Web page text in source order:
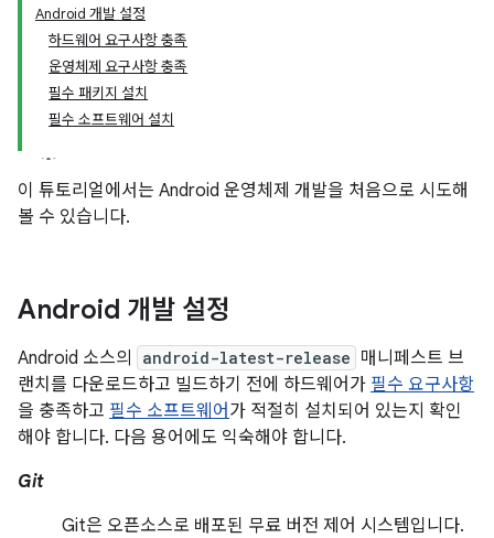
Android 개발 설정
하드웨어 요구사항 충족
운영체제 요구사항 충족
필수 패키지 설치
필수 소프트웨어 설치
이 튜토리얼에서는 Android 운영체제 개발을 처음으로 시도해
볼 수 있습니다.
Android 개발 설정
Android 소스의 android-latest-release 매니페스트 브
랜치를 다운로드하고 빌드하기 전에 하드웨어가 필수 요구사항
을 충족하고 필수 소프트웨어 가 적절히 설치되어 있는지 확인
해야 합니다. 다음 용어에도 익숙해야 합니다.
Git
Git은 오픈소스로 배포된 무료 버전 제어 시스템입니다.